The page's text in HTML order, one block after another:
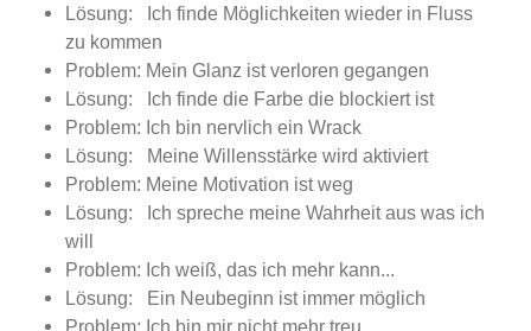
Lösung: Ich finde Möglichkeiten wieder in Fluss
zu kommen
Problem: Mein Glanz ist verloren gegangen
Lösung: Ich finde die Farbe die blockiert ist
Problem: Ich bin nervlich ein Wrack
Lösung: Meine Willensstärke wird aktiviert
Problem: Meine Motivation ist weg
Lösung: Ich spreche meine Wahrheit aus was ich
will
Problem: Ich weiß, das ich mehr kann...
Lösung: Ein Neubeginn ist immer möglich
Problem: Ich bin mir nicht mehr treu